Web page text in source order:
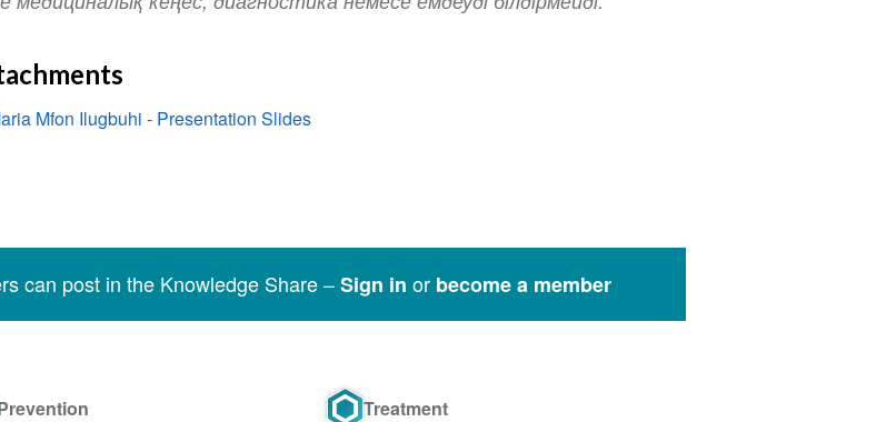
Mfon Ilugbuhi - Presentation Slides
can post in the Knowledge Share –Sign in or become a member
Treatment